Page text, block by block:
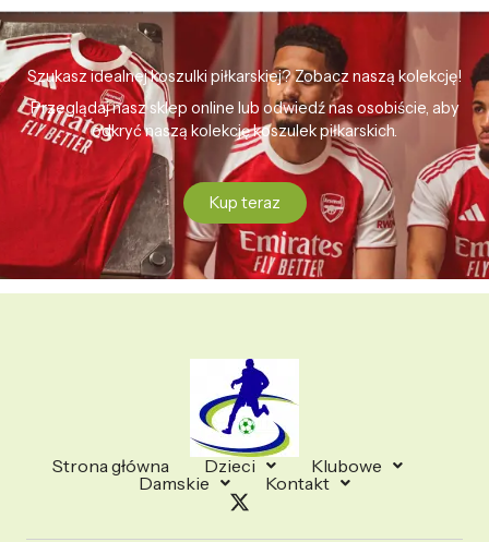
Szukasz idealnej koszulki piłkarskiej? Zobacz naszą kolekcję!
Przeglądaj nasz sklep online lub odwiedź nas osobiście, aby
odkryć naszą kolekcję koszulek piłkarskich.
Kup teraz
Strona główna Dzieci
Klubowe
Damskie
Kontakt